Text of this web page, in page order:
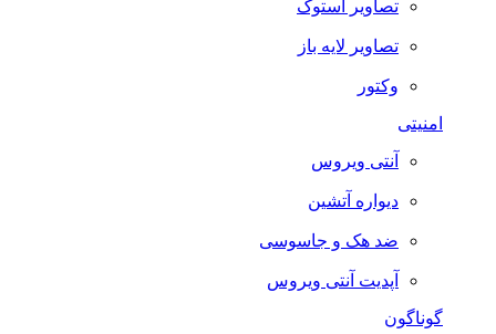
تصاویر استوک
تصاویر لایه باز
وکتور
امنیتی
آنتی ویروس
دیواره آتشین
ضد هک و جاسوسی
آپدیت آنتی ویروس
گوناگون